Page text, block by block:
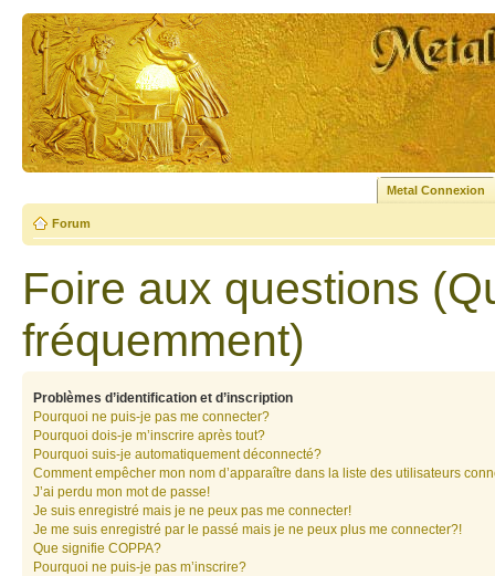
Metal Connexion
Forum
Foire aux questions
fréquemment)
Problèmes d’identification et d’inscription
Pourquoi ne puis-je pas me connecter?
Pourquoi dois-je m’inscrire après tout?
Pourquoi suis-je automatiquement déconnecté?
Comment empêcher mon nom d’apparaître dans la liste des utilisateurs
J’ai perdu mon mot de passe!
Je suis enregistré mais je ne peux pas me connecter!
Je me suis enregistré par le passé mais je ne peux plus me connecter?!
Que signifie COPPA?
Pourquoi ne puis-je pas m’inscrire?